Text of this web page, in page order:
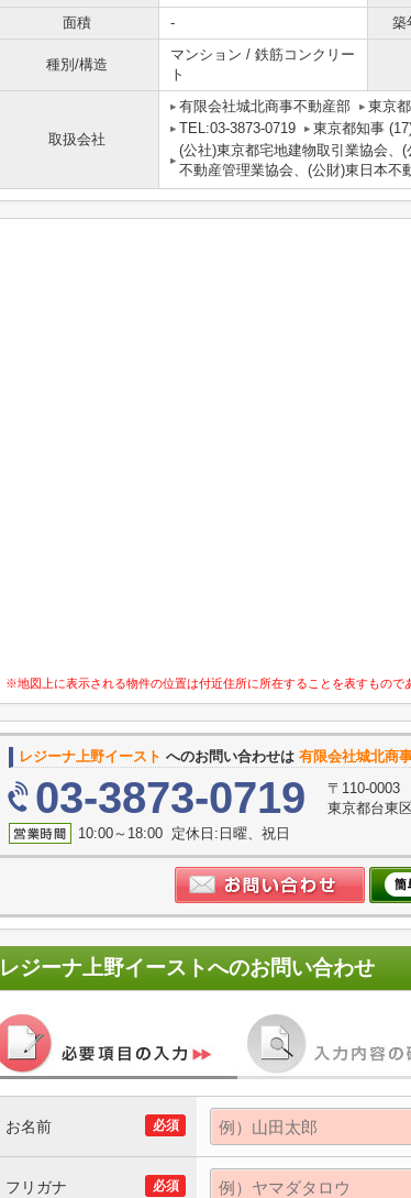
面積
- 築
種別/構造
マンション / 鉄筋コンクリー
ト
取扱会社
有限会社城北商事不動産部
東京
TEL:03-3873-0719
東京都知事
(公社)東京都宅地建物取引業協会、
不動産管理業協会、(公財)東日本不
※地図上に表示される物件の位置は付近住所に所在することを表すもので
レジーナ上野イースト へのお問い合わせは 有限会社城北商
03-3873-0719
〒110-0003
東京都台東
10:00～18:00 定休日:日曜、祝日
レジーナ上野イーストへのお問い合わせ
必須
お名前
必須
フリガナ